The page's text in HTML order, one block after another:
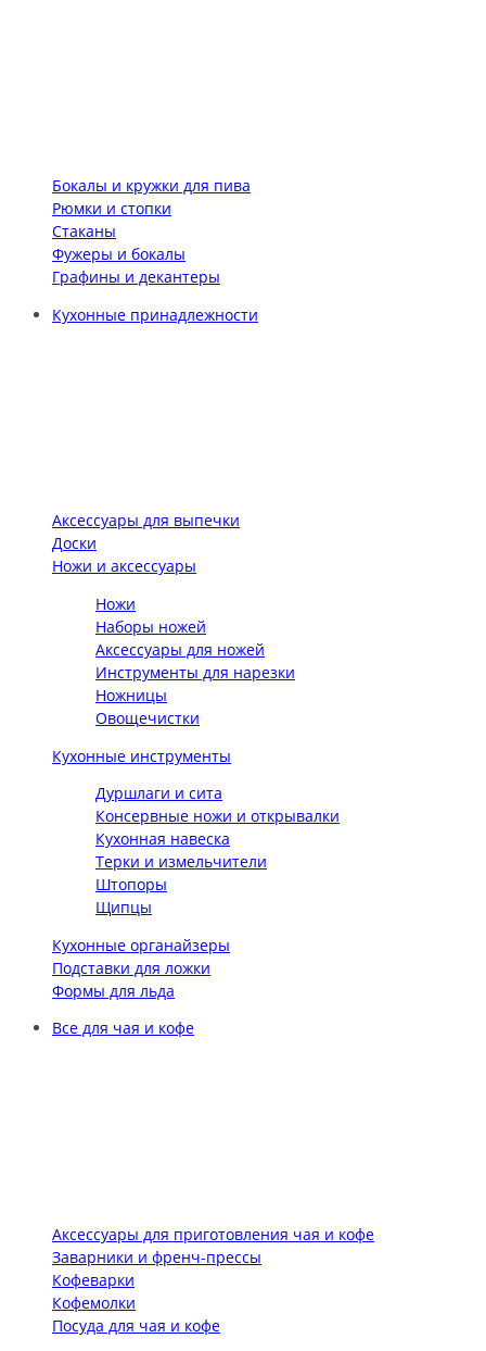
Бокалы и кружки для пива
Рюмки и стопки
Стаканы
Фужеры и бокалы
Графины и декантеры
Кухонные принадлежности
Аксессуары для выпечки
Доски
Ножи и аксессуары
Ножи
Наборы ножей
Аксессуары для ножей
Инструменты для нарезки
Ножницы
Овощечистки
Кухонные инструменты
Дуршлаги и сита
Консервные ножи и открывалки
Кухонная навеска
Терки и измельчители
Штопоры
Щипцы
Кухонные органайзеры
Подставки для ложки
Формы для льда
Все для чая и кофе
Аксессуары для приготовления чая и кофе
Заварники и френч-прессы
Кофеварки
Кофемолки
Посуда для чая и кофе